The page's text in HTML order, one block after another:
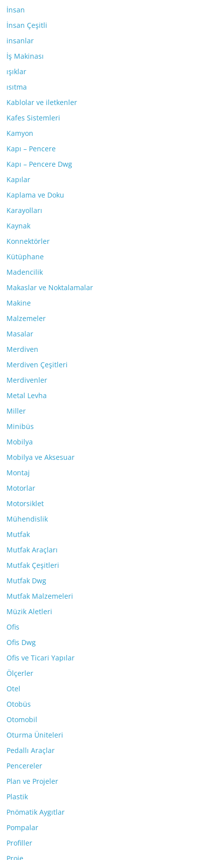
İnsan
İnsan Çeşitli
insanlar
İş Makinası
ışıklar
ısıtma
Kablolar ve iletkenler
Kafes Sistemleri
Kamyon
Kapı – Pencere
Kapı – Pencere Dwg
Kapılar
Kaplama ve Doku
Karayolları
Kaynak
Konnektörler
Kütüphane
Madencilik
Makaslar ve Noktalamalar
Makine
Malzemeler
Masalar
Merdiven
Merdiven Çeşitleri
Merdivenler
Metal Levha
Miller
Minibüs
Mobilya
Mobilya ve Aksesuar
Montaj
Motorlar
Motorsiklet
Mühendislik
Mutfak
Mutfak Araçları
Mutfak Çeşitleri
Mutfak Dwg
Mutfak Malzemeleri
Müzik Aletleri
Ofis
Ofis Dwg
Ofis ve Ticari Yapılar
Ölçerler
Otel
Otobüs
Otomobil
Oturma Üniteleri
Pedallı Araçlar
Pencereler
Plan ve Projeler
Plastik
Pnömatik Aygıtlar
Pompalar
Profiller
Proje